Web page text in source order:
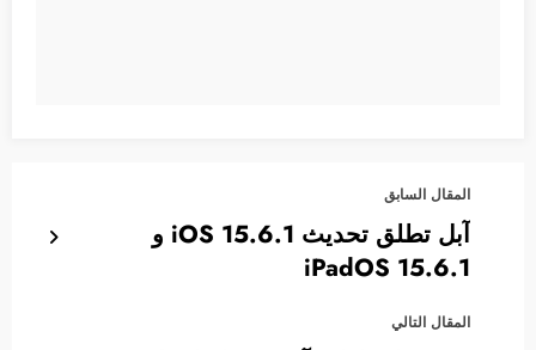
المقال السابق
آبل تطلق تحديث 15.6.1 iOS و
iPadOS 15.6.1
المقال التالي